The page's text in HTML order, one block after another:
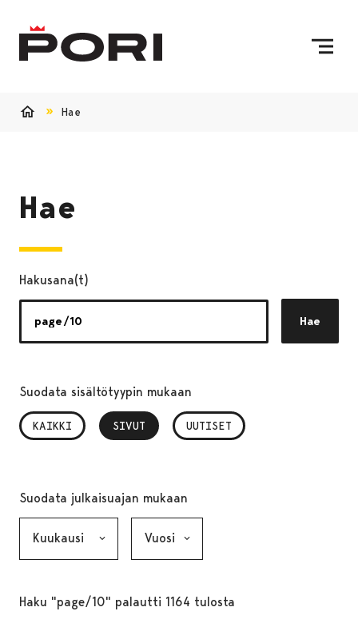
Hae
Hae
Hakusana(t)
Hae
Suodata sisältötyypin mukaan
KAIKKI SIVUT
, VALITTU UUTISET
Suodata julkaisuajan mukaan
Haku "page/10" palautti 1164 tulosta